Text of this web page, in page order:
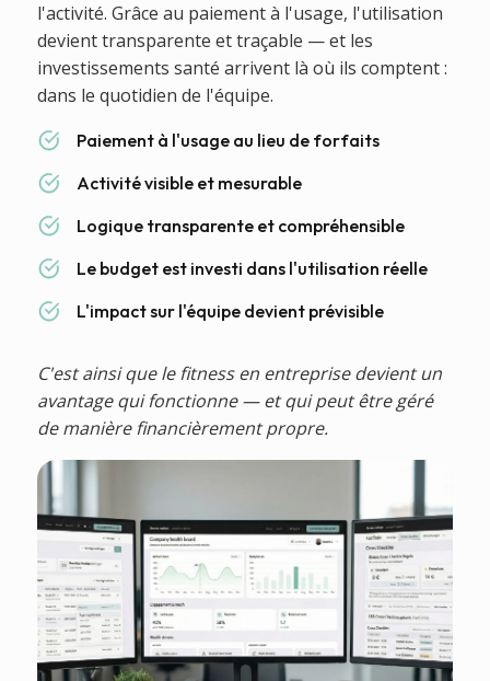
l'activité. Grâce au paiement à l'usage, l'utilisation
devient transparente et traçable — et les
investissements santé arrivent là où ils comptent :
dans le quotidien de l'équipe.
Paiement à l'usage au lieu de forfaits
Activité visible et mesurable
Logique transparente et compréhensible
Le budget est investi dans l'utilisation réelle
L'impact sur l'équipe devient prévisible
C'est ainsi que le fitness en entreprise devient un
avantage qui fonctionne — et qui peut être géré
de manière financièrement propre.